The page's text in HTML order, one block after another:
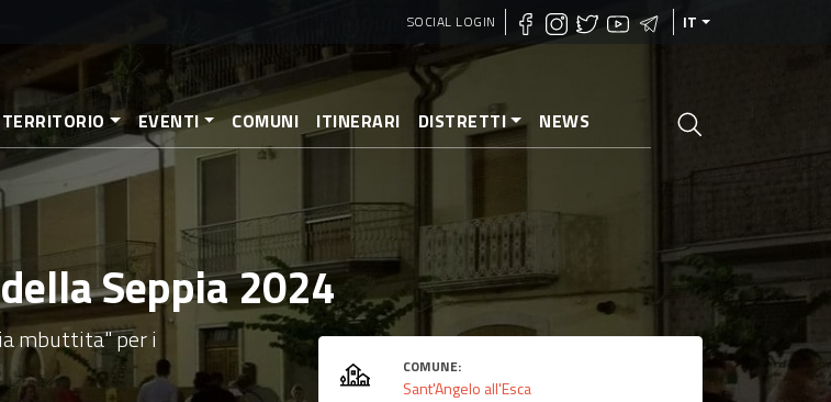
contenuto
principale
SOCIAL LOGIN IT
EVENTI COMUNI ITINERARI DISTRETTI NEWS
Seppia 2024
mbuttita" per i
COMUNE:
Sant'Angelo all'Esca